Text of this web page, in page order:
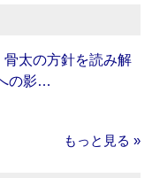
骨太の方針を読み解
の影…
もっと見る »